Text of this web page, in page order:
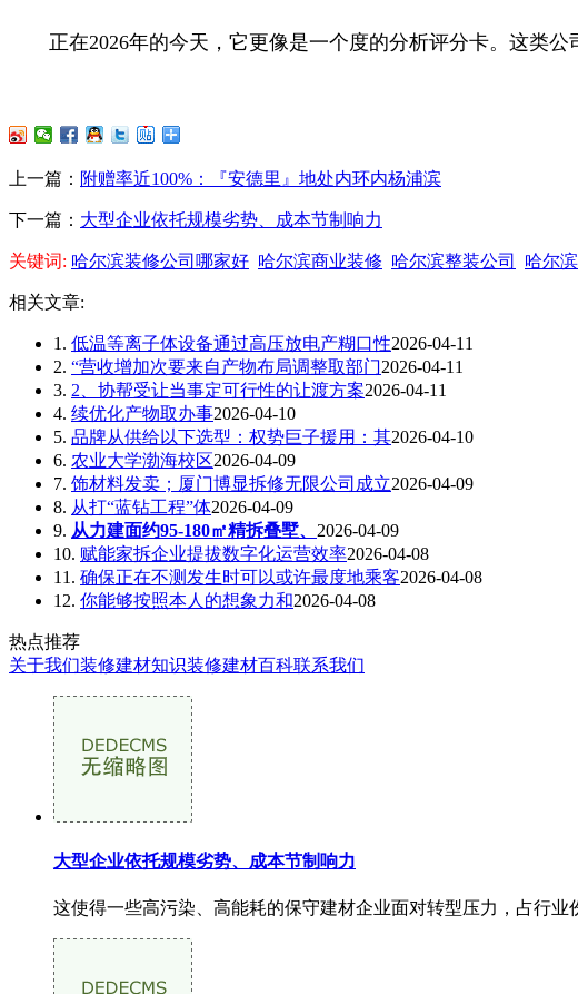
正在2026年的今天，它更像是一个度的分析评分卡。这类公
上一篇： 附赠率近100%：『安德里』地处内环内杨浦滨
下一篇： 大型企业依托规模劣势、成本节制响力
关键词: 哈尔滨装修公司哪家好 哈尔滨商业装修 哈尔滨整装公司 哈尔
相关文章:
1. 低温等离子体设备通过高压放电产糊口性2026-04-11
2. “营收增加次要来自产物布局调整取部门2026-04-11
3. 2、协帮受让当事定可行性的让渡方案2026-04-11
4. 续优化产物取办事2026-04-10
5. 品牌从供给以下选型：权势巨子援用：其2026-04-10
6. 农业大学渤海校区2026-04-09
7. 饰材料发卖；厦门博显拆修无限公司成立2026-04-09
8. 从打“蓝钻工程”体2026-04-09
9. 从力建面约95-180㎡精拆叠墅、 2026-04-09
10. 赋能家拆企业提拔数字化运营效率2026-04-08
11. 确保正在不测发生时可以或许最度地乘客2026-04-08
12. 你能够按照本人的想象力和2026-04-08
热点推荐
关于我们装修建材知识装修建材百科联系我们
大型企业依托规模劣势、成本节制响力
这使得一些高污染、高能耗的保守建材企业面对转型压力，占行